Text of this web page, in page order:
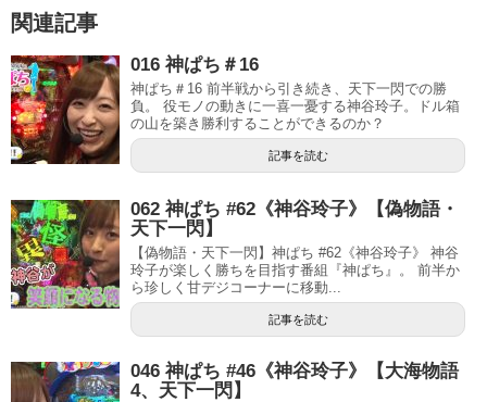
関連記事
016 神ぱち＃16
神ぱち＃16 前半戦から引き続き、天下一閃での勝
負。 役モノの動きに一喜一憂する神谷玲子。ドル箱
の山を築き勝利することができるのか？
記事を読む
062 神ぱち #62《神谷玲子》【偽物語・
天下一閃】
【偽物語・天下一閃】神ぱち #62《神谷玲子》 神谷
玲子が楽しく勝ちを目指す番組『神ぱち』。 前半か
ら珍しく甘デジコーナーに移動...
記事を読む
046 神ぱち #46《神谷玲子》【大海物語
4、天下一閃】